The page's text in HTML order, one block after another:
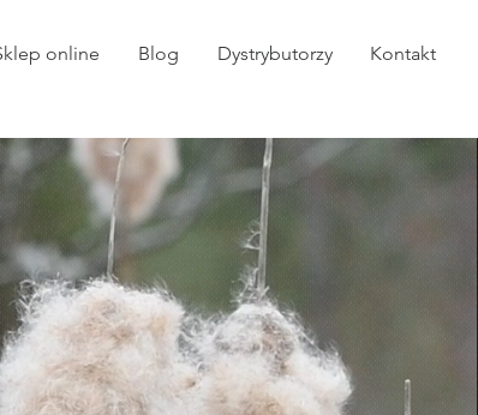
online Blog Dystrybutorzy Kontakt